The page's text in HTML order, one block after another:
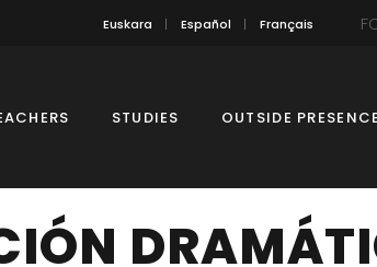
Euskara Español Français
STUDIES OUTSIDE PRESENCE